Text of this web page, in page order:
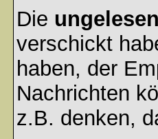
Die
verschickt
haben, der
Nachrichten
z.B. denken,